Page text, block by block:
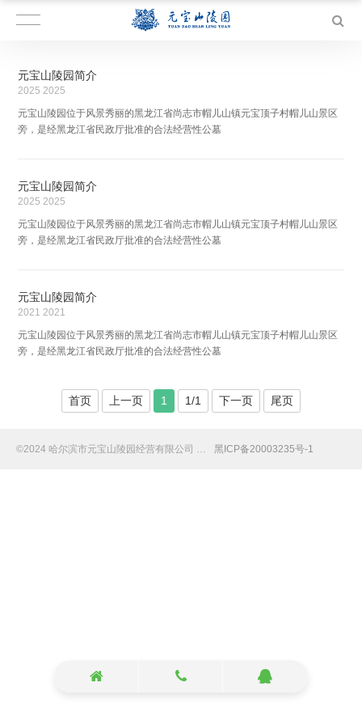
元宝山陵园简介
2025 2025
元宝山陵园位于风景秀丽的黑龙江省尚志市帽儿山镇元宝顶子村帽儿山景区
旁，是经黑龙江省民政厅批准的合法经营性公墓
元宝山陵园简介
2025 2025
元宝山陵园位于风景秀丽的黑龙江省尚志市帽儿山镇元宝顶子村帽儿山景区
旁，是经黑龙江省民政厅批准的合法经营性公墓
元宝山陵园简介
2021 2021
元宝山陵园位于风景秀丽的黑龙江省尚志市帽儿山镇元宝顶子村帽儿山景区
旁，是经黑龙江省民政厅批准的合法经营性公墓
首页 上一页 1 1/1 下一页 尾页
©️2024 哈尔滨市元宝山陵园经营有限公司 版权所有 黑ICP备20003235号-1